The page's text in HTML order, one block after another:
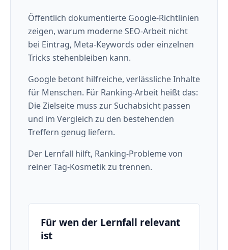
Öffentlich dokumentierte Google-Richtlinien
zeigen, warum moderne SEO-Arbeit nicht
bei Eintrag, Meta-Keywords oder einzelnen
Tricks stehenbleiben kann.
Google betont hilfreiche, verlässliche Inhalte
für Menschen. Für Ranking-Arbeit heißt das:
Die Zielseite muss zur Suchabsicht passen
und im Vergleich zu den bestehenden
Treffern genug liefern.
Der Lernfall hilft, Ranking-Probleme von
reiner Tag-Kosmetik zu trennen.
Für wen der Lernfall relevant
ist